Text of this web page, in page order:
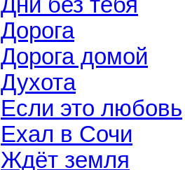
Дни без тебя
Дорога
Дорога домой
Духота
Если это любовь
Ехал в Сочи
Ждёт земля